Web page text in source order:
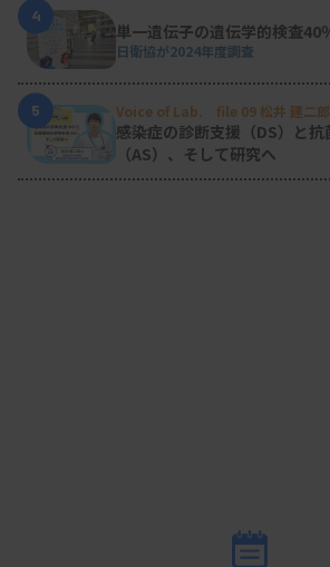
4
単一遺伝子の遺伝学的検査40
日衛協が2024年度調査
5
Voice of Lab. file 09 松井 建二郎
検査部微生物遺伝子検査室）
感染症の診断支援（DS）と
（AS）、そして研究へ